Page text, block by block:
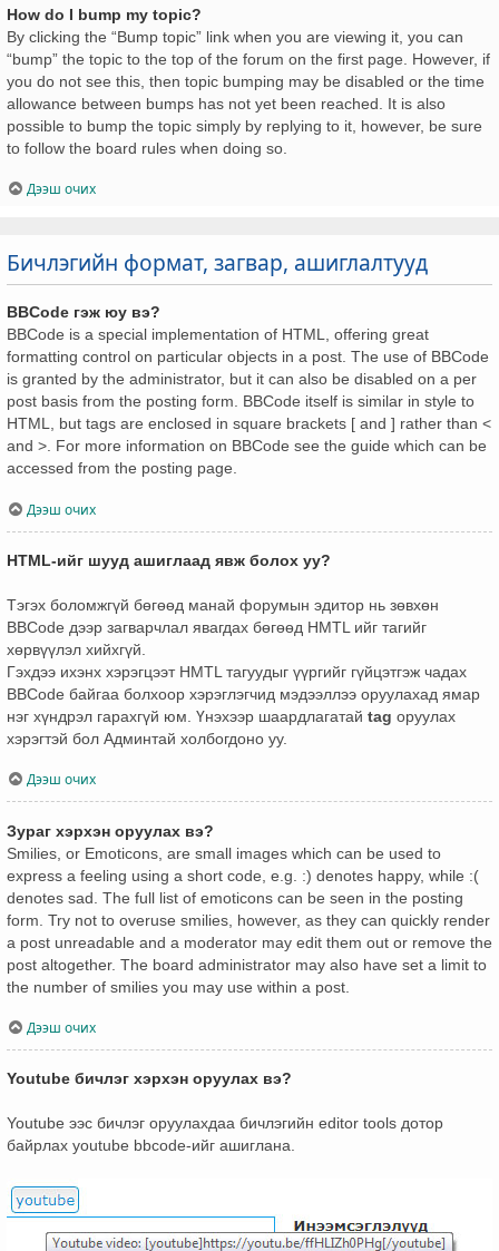
How do I bump my topic?
By clicking the “Bump topic” link when you are viewing it, you can
“bump” the topic to the top of the forum on the first page. However, if
you do not see this, then topic bumping may be disabled or the time
allowance between bumps has not yet been reached. It is also
possible to bump the topic simply by replying to it, however, be sure
to follow the board rules when doing so.
Дээш очих
Бичлэгийн формат, загвар, ашиглалтууд
BBCode гэж юу вэ?
BBCode is a special implementation of HTML, offering great
formatting control on particular objects in a post. The use of BBCode
is granted by the administrator, but it can also be disabled on a per
post basis from the posting form. BBCode itself is similar in style to
HTML, but tags are enclosed in square brackets [ and ] rather than <
and >. For more information on BBCode see the guide which can be
accessed from the posting page.
Дээш очих
HTML-ийг шууд ашиглаад явж болох уу?
Тэгэх боломжгүй бөгөөд манай форумын эдитор нь зөвхөн
BBCode дээр загварчлал явагдах бөгөөд HMTL ийг тагийг
хөрвүүлэл хийхгүй.
Гэхдээ ихэнх хэрэгцээт HMTL тагуудыг үүргийг гүйцэтгэж чадах
BBCode байгаа болхоор хэрэглэгчид мэдээллээ оруулахад ямар
нэг хүндрэл гарахгүй юм. Үнэхээр шаардлагатай tag оруулах
хэрэгтэй бол Админтай холбогдоно уу.
Дээш очих
Зураг хэрхэн оруулах вэ?
Smilies, or Emoticons, are small images which can be used to
express a feeling using a short code, e.g. :) denotes happy, while :(
denotes sad. The full list of emoticons can be seen in the posting
form. Try not to overuse smilies, however, as they can quickly render
a post unreadable and a moderator may edit them out or remove the
post altogether. The board administrator may also have set a limit to
the number of smilies you may use within a post.
Дээш очих
Youtube бичлэг хэрхэн оруулах вэ?
Youtube ээс бичлэг оруулахдаа бичлэгийн editor tools дотор
байрлах youtube bbcode-ийг ашиглана.